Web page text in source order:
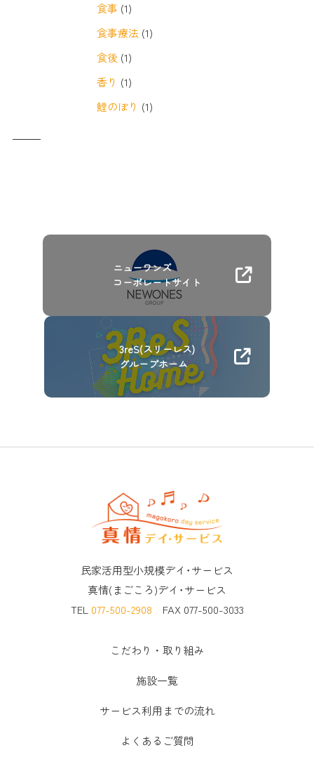
食事 (1)
食事療法 (1)
食後 (1)
香り (1)
鯉のぼり (1)
ニューワンズ
コーポレートサイト
3reS(スリーレス)
グループホーム
民家活用型小規模デイ･サービス
真情(まごころ)デイ･サービス
TEL 077-500-2908 FAX 077-500-3033
こだわり・取り組み
施設一覧
サービス利用までの流れ
よくあるご質問